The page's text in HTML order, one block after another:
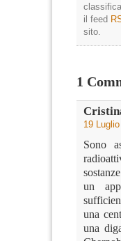
il feed
sito.
1
19
Sono
un
una
una